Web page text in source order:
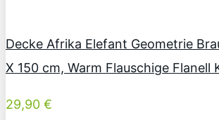
Decke Afrika Elefant Geometrie
X 150 cm, Warm Flauschige Flanell
29,90 €